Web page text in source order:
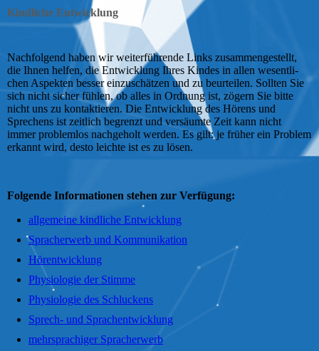
Kindliche Entwicklung
Nachfolgend haben wir weiter­füh­ren­de Links zu­sam­men­ge­stellt,
die Ihnen helfen, die Ent­wick­lung Ihres Kindes in allen we­sent­li­
chen Aspekten besser ein­zu­schät­zen und zu be­ur­tei­len. Sollten Sie
sich nicht sicher fühlen, ob alles in Ord­nung ist, zögern Sie bitte
nicht uns zu kon­tak­tie­ren. Die Ent­wick­lung des Hörens und
Sprechens ist zeit­lich begrenzt und ver­säum­te Zeit kann nicht
immer pro­blem­los nach­ge­holt werden. Es gilt: je früher ein Pro­blem
erkannt wird, desto leichte ist es zu lösen.
Folgende Informationen stehen zur Verfügung:
allgemeine kindliche Entwicklung
Spracherwerb und Kommunikation
Hörentwicklung
Physiologie der Stimme
Physiologie des Schluckens
Sprech- und Sprachentwicklung
mehrsprachiger Spracherwerb